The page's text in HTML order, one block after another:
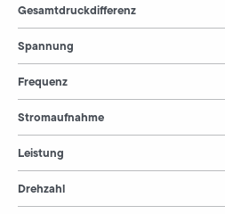
Gesamtdruckdifferenz
Spannung
Frequenz
Stromaufnahme
Leistung
Drehzahl